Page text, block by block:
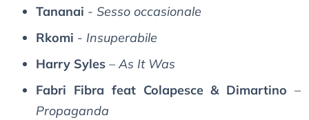
Tananai - Sesso occasionale
Rkomi - Insuperabile
Harry Syles –As It Was
Fabri Fibra feat Colapesce & Dimartino –
Propaganda